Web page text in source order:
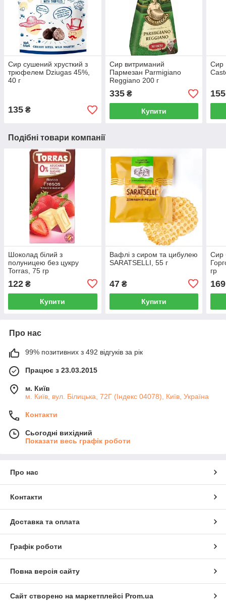
Сир сушений хрусткий з
трюфелем Dziugas 45%,
40 г
135 ₴
Сир витриманий
Пармезан Parmigiano
Reggiano 200 г
335₴
Купити
Сир
155
Подібні товари компанії
Шоколад білий з
полуницею без цукру
Torras, 75 гр
122 ₴
Купити
Вафлі з сиром та цибулею
SARATSELLI, 55 г
47₴
Купити
Сир
гр
169
Про нас
99% позитивних з 492 відгуків за рік
Працює з 23.03.2015
м. Київ
м. Київ, вул. Білицька, 72Г (Індекс 04078), Київ, Україна
Контакти
Сьогодні вихідний
Показати весь графік роботи
Про нас
Контакти
Доставка та оплата
Графік роботи
Повна версія сайту
Сайт створено на маркетплейсі Prom.ua